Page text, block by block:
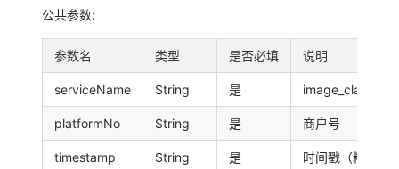
公共参数:
参数名 类型 是否必填 说明
serviceName String 是
platformNo String 是 商户号
timestamp String 是 时间戳（精度为